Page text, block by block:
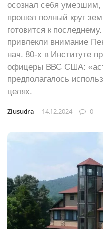
осознал себя умершим,
прошел полный круг
готовится к
привлекли внимание
нач. 80-х в Институте
офицеры ВВС США:
предполагалось
целях.
Ziusudra 14.12.2024 0